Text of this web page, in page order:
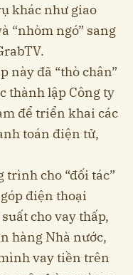
khác như giao
“nhòm ngó” sang
này đã “thò chân”
thành lập Công ty
để triển khai các
toán điện tử,
trình cho “đối tác”
điện thoại
cho vay thấp,
hàng Nhà nước,
vay tiền trên